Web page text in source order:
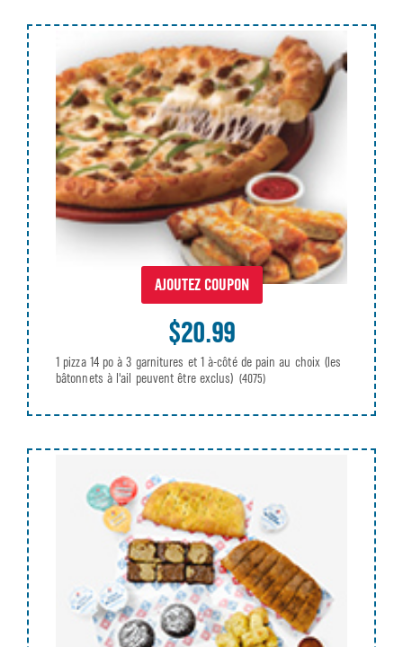
AJOUTEZ COUPON
$20.99
1 pizza 14 po à 3 garnitures et 1 à-côté de pain au choix (les
bâtonnets à l'ail peuvent être exclus) (4075)